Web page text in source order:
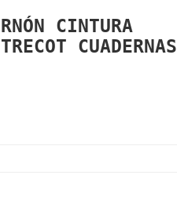
CINTURA
CUADERNAS